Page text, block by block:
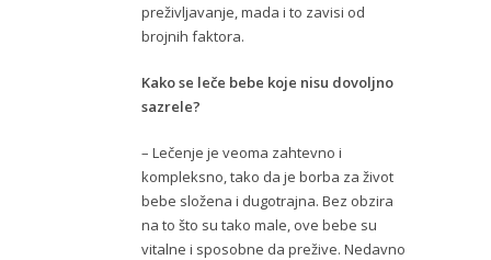
preživljavanje, mada i to zavisi od
brojnih faktora.
Kako se leče bebe koje nisu dovoljno
sazrele?
– Lečenje je veoma zahtevno i
kompleksno, tako da je borba za život
bebe složena i dugotrajna. Bez obzira
na to što su tako male, ove bebe su
vitalne i sposobne da prežive. Nedavno